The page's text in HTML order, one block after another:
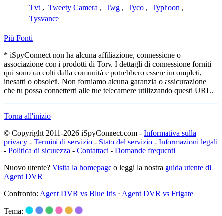
Tvt , Tweety Camera , Twg , Tyco , Typhoon ,
Tysvance
Più Fonti
* iSpyConnect non ha alcuna affiliazione, connessione o
associazione con i prodotti di Torv. I dettagli di connessione forniti
qui sono raccolti dalla comunità e potrebbero essere incompleti,
inesatti o obsoleti. Non forniamo alcuna garanzia o assicurazione
che tu possa connetterti alle tue telecamere utilizzando questi URL.
Torna all'inizio
© Copyright 2011-2026 iSpyConnect.com - Informativa sulla
privacy - Termini di servizio - Stato del servizio - Informazioni legali
- Politica di sicurezza - Contattaci - Domande frequenti
Nuovo utente? Visita la homepage o leggi la nostra guida utente di
Agent DVR
Confronto: Agent DVR vs Blue Iris · Agent DVR vs Frigate
Tema: